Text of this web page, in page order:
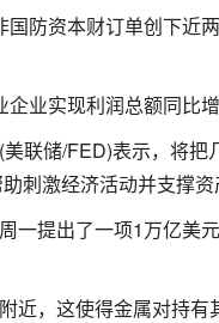
国防资本财订单创下近
业实现利润总额同比增
联储/FED)表示，将把
刺激经济活动并支撑资
一提出了一项1万亿美
近，这使得金属对持有